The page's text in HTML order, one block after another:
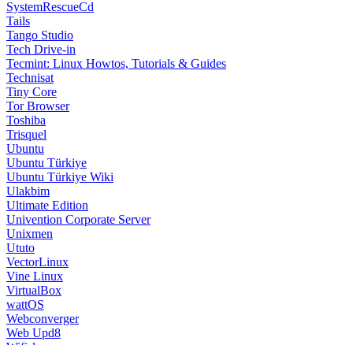
SystemRescueCd
Tails
Tango Studio
Tech Drive-in
Tecmint: Linux Howtos, Tutorials & Guides
Technisat
Tiny Core
Tor Browser
Toshiba
Trisquel
Ubuntu
Ubuntu Türkiye
Ubuntu Türkiye Wiki
Ulakbim
Ultimate Edition
Univention Corporate Server
Unixmen
Ututo
VectorLinux
Vine Linux
VirtualBox
wattOS
Webconverger
Web Upd8